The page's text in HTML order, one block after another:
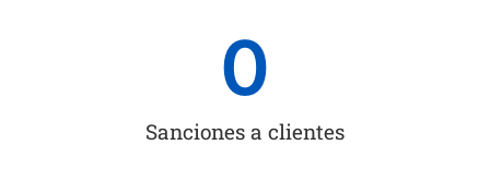
Sanciones a clientes
0